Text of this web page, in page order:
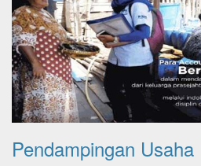
Pendampingan Usaha